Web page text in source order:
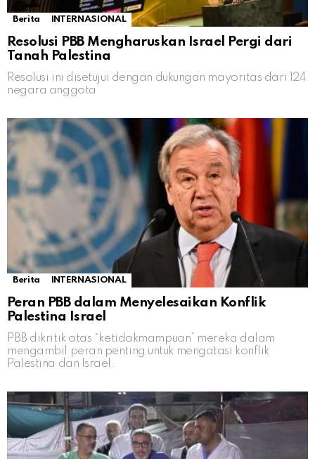
Berita INTERNASIONAL
Resolusi PBB Mengharuskan Israel Pergi dari
Tanah Palestina
Resolusi ini disetujui dengan dukungan mayoritas dari 124
negara anggota
Berita INTERNASIONAL
Peran PBB dalam Menyelesaikan Konflik
Palestina Israel
PBB dikritik atas “ketidakmampuan” mereka dalam
mengambil peran penting untuk mengatasi konflik
Palestina dan Israel.